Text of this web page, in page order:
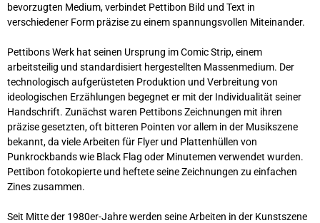
bevorzugten Medium, verbindet Pettibon Bild und Text in
verschiedener Form präzise zu einem spannungsvollen Miteinander.
Pettibons Werk hat seinen Ursprung im Comic Strip, einem
arbeitsteilig und standardisiert hergestellten Massenmedium. Der
technologisch aufgerüsteten Produktion und Verbreitung von
ideologischen Erzählungen begegnet er mit der Individualität seiner
Handschrift. Zunächst waren Pettibons Zeichnungen mit ihren
präzise gesetzten, oft bitteren Pointen vor allem in der Musikszene
bekannt, da viele Arbeiten für Flyer und Plattenhüllen von
Punkrockbands wie Black Flag oder Minutemen verwendet wurden.
Pettibon fotokopierte und heftete seine Zeichnungen zu einfachen
Zines zusammen.
Seit Mitte der 1980er-Jahre werden seine Arbeiten in der Kunstszene